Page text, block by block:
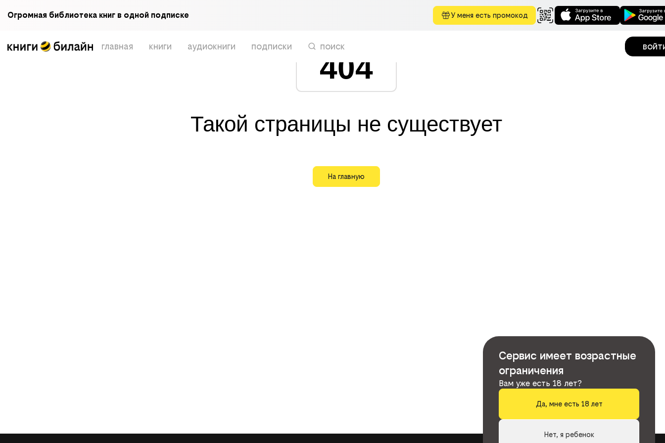
Огромная библиотека книг в одной подписке У меня есть промокод
главная книги аудиокниги подписки поиск
404
Такой страницы не существует
На главную
Сервис имеет возрастные
ограничения
Вам уже есть 18 лет?
Да, мне есть 18 лет
Нет, я ребенок